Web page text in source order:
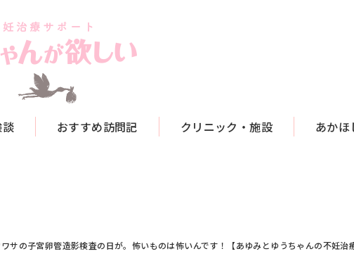
おすすめ訪問記 クリニック・施設 あかほ
ワサの子宮卵管造影検査の日が。怖いものは怖いんです！【あゆみとゆうちゃんの不妊治